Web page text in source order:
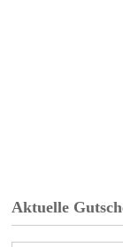
Aktuelle